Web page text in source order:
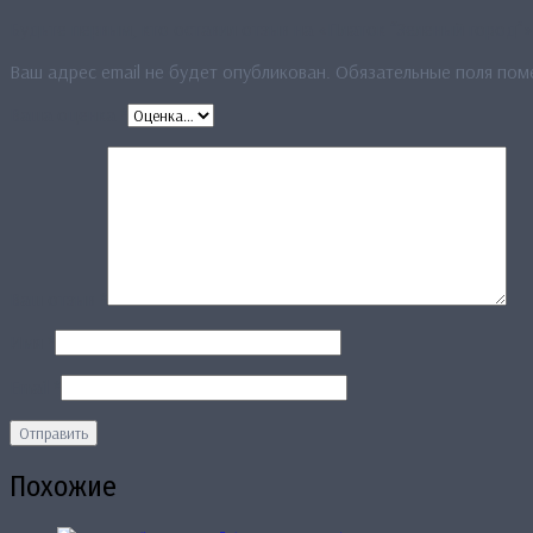
Ваш адрес email не будет опубликован. Обязательные поля
Похожие